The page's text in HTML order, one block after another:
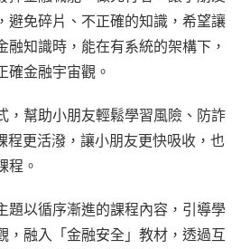
避免碎片、不正確的知識，希望讓
融知識時，能在有系統的架構下，
確金融宇宙觀。
，幫助小朋友輕鬆學習風險、防詐
程更活潑，讓小朋友更快吸收，也
程。
題以循序漸進的課程內容，引導學
，融入「金融安全」教材，透過互